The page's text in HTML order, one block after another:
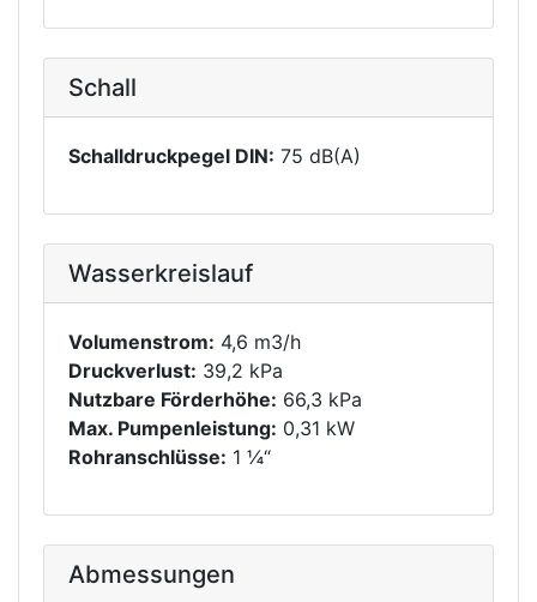
Schall
Schalldruckpegel DIN: 75 dB(A)
Wasserkreislauf
Volumenstrom: 4,6 m3/h
Druckverlust: 39,2 kPa
Nutzbare Förderhöhe: 66,3 kPa
Max. Pumpenleistung: 0,31 kW
Rohranschlüsse: 1 ¼“
Abmessungen